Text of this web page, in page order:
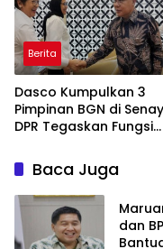
Berita
Dasco Kumpulkan 3
Pimpinan BGN di
DPR Tegaskan Fungsi
Baca Juga
dan